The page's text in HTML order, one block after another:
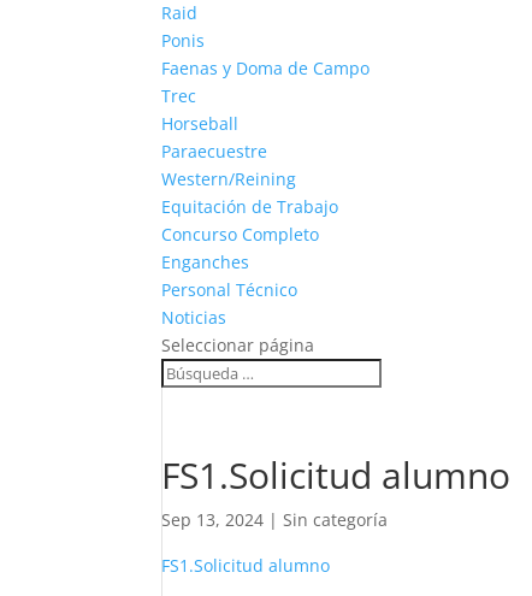
Raid
Ponis
Faenas y Doma de Campo
Trec
Horseball
Paraecuestre
Western/Reining
Equitación de Trabajo
Concurso Completo
Enganches
Personal Técnico
Noticias
Seleccionar página
FS1.Solicitud alumno
Sep 13, 2024 |Sin categoría
FS1.Solicitud alumno